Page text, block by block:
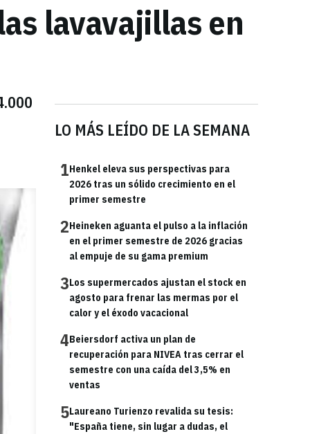
lavavajillas en
LO MÁS LEÍDO DE LA SEMANA
1Henkel eleva sus perspectivas para
2026 tras un sólido crecimiento en el
primer semestre
2Heineken aguanta el pulso a la inflación
en el primer semestre de 2026 gracias
al empuje de su gama premium
3Los supermercados ajustan el stock en
agosto para frenar las mermas por el
calor y el éxodo vacacional
4Beiersdorf activa un plan de
recuperación para NIVEA tras cerrar el
semestre con una caída del 3,5% en
ventas
5Laureano Turienzo revalida su tesis:
"España tiene, sin lugar a dudas, el